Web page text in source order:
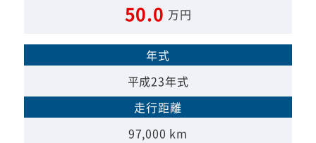
50.0 万円
年式
平成23年式
走行距離
97,000 km